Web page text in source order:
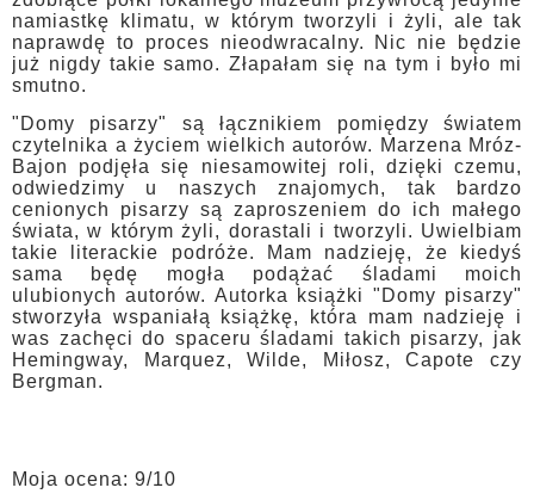
namiastkę klimatu, w którym tworzyli i żyli, ale tak
naprawdę to proces nieodwracalny. Nic nie będzie
już nigdy takie samo. Złapałam się na tym i było mi
smutno.
"Domy pisarzy" są łącznikiem pomiędzy światem
czytelnika a życiem wielkich autorów. Marzena Mróz-
Bajon podjęła się niesamowitej roli, dzięki czemu,
odwiedzimy u naszych znajomych, tak bardzo
cenionych pisarzy są zaproszeniem do ich małego
świata, w którym żyli, dorastali i tworzyli. Uwielbiam
takie literackie podróże. Mam nadzieję, że kiedyś
sama będę mogła podążać śladami moich
ulubionych autorów. Autorka książki "Domy pisarzy"
stworzyła wspaniałą książkę, która mam nadzieję i
was zachęci do spaceru śladami takich pisarzy, jak
Hemingway, Marquez, Wilde, Miłosz, Capote czy
Bergman.
Moja ocena: 9/10